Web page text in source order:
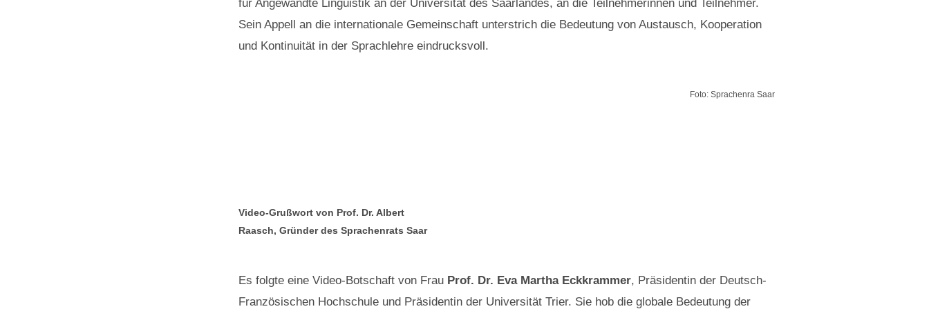
für Angewandte Linguistik an der Universität des Saarlandes, an die Teilnehmerinnen und Teilnehmer.
Sein Appell an die internationale Gemeinschaft unterstrich die Bedeutung von Austausch, Kooperation
und Kontinuität in der Sprachlehre eindrucksvoll.
Video-Grußwort von Prof. Dr. Albert
Raasch, Gründer des Sprachenrats Saar
Foto: Sprachenra Saar
Es folgte eine Video-Botschaft von Frau Prof. Dr. Eva Martha Eckkrammer, Präsidentin der Deutsch-
Französischen Hochschule und Präsidentin der Universität Trier. Sie hob die globale Bedeutung der